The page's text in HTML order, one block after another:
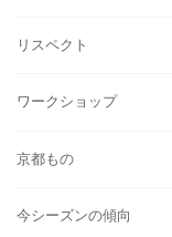
リスペクト
ワークショップ
京都もの
今シーズンの傾向